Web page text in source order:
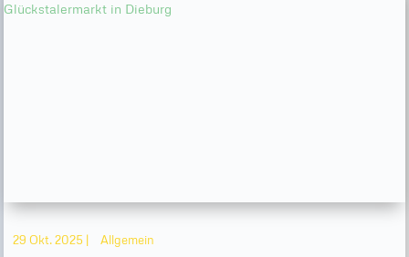
29 Okt. 2025 | Allgemein